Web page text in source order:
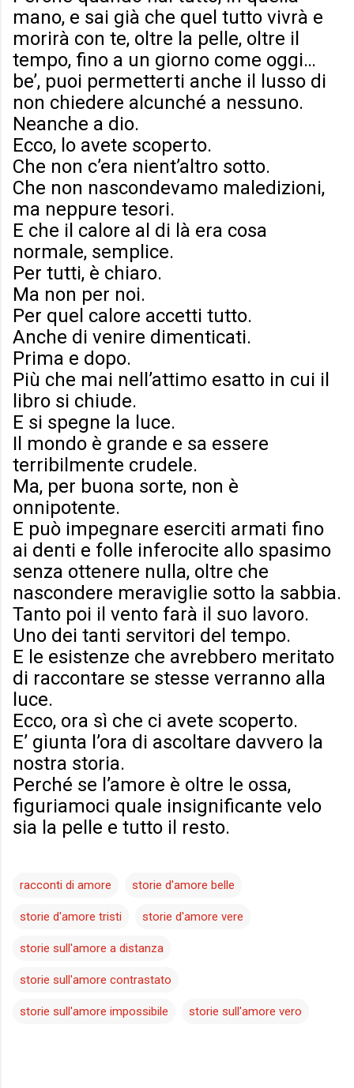
mano, e sai già che quel tutto vivrà e
morirà con te, oltre la pelle, oltre il
tempo, fino a un giorno come oggi…
be’, puoi permetterti anche il lusso di
non chiedere alcunché a nessuno.
Neanche a dio.
Ecco, lo avete scoperto.
Che non c’era nient’altro sotto.
Che non nascondevamo maledizioni,
ma neppure tesori.
E che il calore al di là era cosa
normale, semplice.
Per tutti, è chiaro.
Ma non per noi.
Per quel calore accetti tutto.
Anche di venire dimenticati.
Prima e dopo.
Più che mai nell’attimo esatto in cui il
libro si chiude.
E si spegne la luce.
Il mondo è grande e sa essere
terribilmente crudele.
Ma, per buona sorte, non è
onnipotente.
E può impegnare eserciti armati fino
ai denti e folle inferocite allo spasimo
senza ottenere nulla, oltre che
nascondere meraviglie sotto la sabbia.
Tanto poi il vento farà il suo lavoro.
Uno dei tanti servitori del tempo.
E le esistenze che avrebbero meritato
di raccontare se stesse verranno alla
luce.
Ecco, ora sì che ci avete scoperto.
E’ giunta l’ora di ascoltare davvero la
nostra storia.
Perché se l’amore è oltre le ossa,
figuriamoci quale insignificante velo
sia la pelle e tutto il resto.
racconti di amore storie d'amore belle
storie d'amore tristi storie d'amore vere
storie sull'amore a distanza
storie sull'amore contrastato
storie sull'amore impossibile storie sull'amore vero